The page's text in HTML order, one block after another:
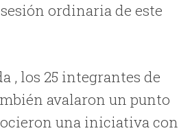
ordinaria de este
, los 25 integrantes de
avalaron un punto
una iniciativa con